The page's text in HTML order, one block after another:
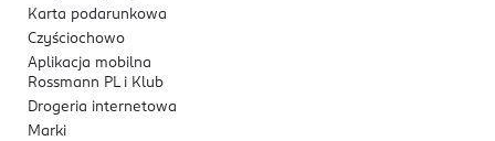
Karta podarunkowa
Czyściochowo
Aplikacja mobilna
Rossmann PL i Klub
Drogeria internetowa
Marki